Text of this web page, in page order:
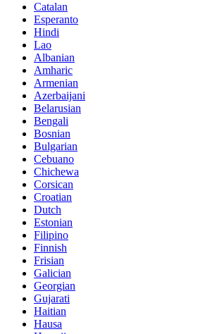
Catalan
Esperanto
Hindi
Lao
Albanian
Amharic
Armenian
Azerbaijani
Belarusian
Bengali
Bosnian
Bulgarian
Cebuano
Chichewa
Corsican
Croatian
Dutch
Estonian
Filipino
Finnish
Frisian
Galician
Georgian
Gujarati
Haitian
Hausa